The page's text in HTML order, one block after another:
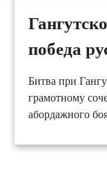
победа
Битва при
грамотному
абордажного